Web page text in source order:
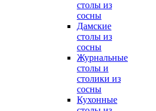
столы из
сосны
Дамские
столы из
сосны
Журнальные
столы и
столики из
сосны
Кухонные